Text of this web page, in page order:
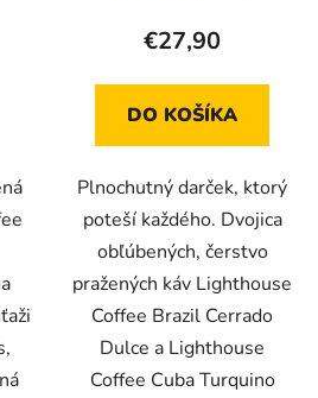
€27,90
DO KOŠÍKA
Plnochutný darček, ktorý
poteší každého. Dvojica
obľúbených, čerstvo
pražených káv Lighthouse
Coffee Brazil Cerrado
Dulce a Lighthouse
Coffee Cuba Turquino